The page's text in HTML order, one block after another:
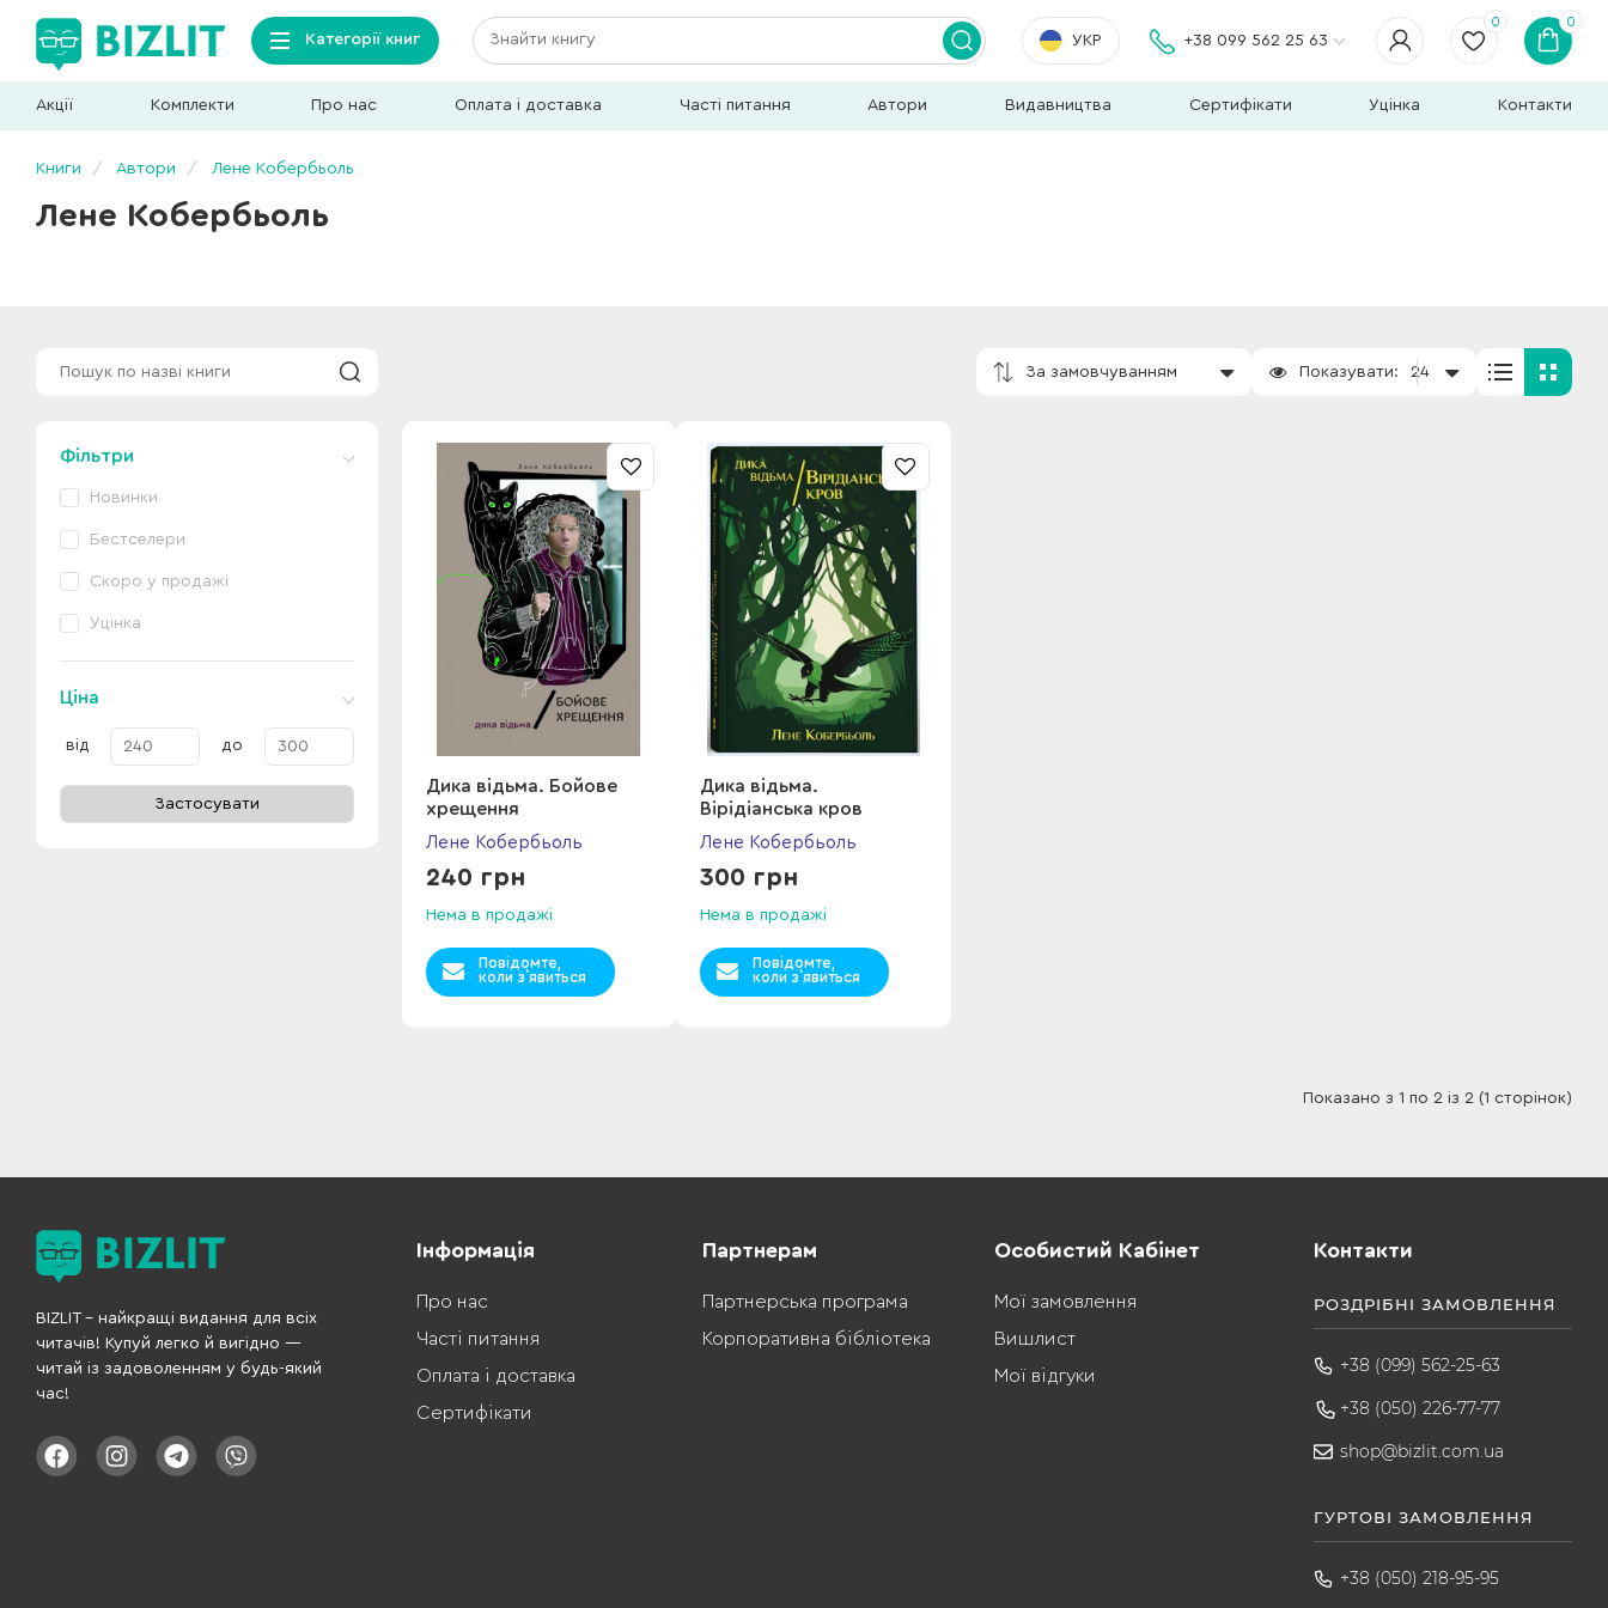
Категорії книг УКР +38 099 562 25 63
0 0
Акції Комплекти Про нас Оплата і доставка Часті питання Автори Видавництва Сертифікати Уцінка Контакти
Книги Автори Лене Кобербьоль
Лене Кобербьоль
За замовчуванням Показувати: 24
Фільтри
Новинки
Бестселери
Скоро у продажі
Уцінка
Ціна
від до
Застосувати
Дика відьма. Бойове
хрещення
Лене Кобербьоль
240 грн
Нема в продажі
Повідомте,
коли з`явиться
Дика відьма.
Вірідіанська кров
Лене Кобербьоль
300 грн
Нема в продажі
Повідомте,
коли з`явиться
Показано з 1 по 2 із 2 (1 сторінок)
BIZLIT – найкращі видання для всіх
читачів! Купуй легко й вигідно —
читай із задоволенням у будь-який
час!
Інформація
Про нас
Часті питання
Оплата і доставка
Сертифікати
Партнерам
Партнерська програма
Корпоративна бібліотека
Особистий Кабінет
Мої замовлення
Вишлист
Мої відгуки
Контакти
РОЗДРІБНІ ЗАМОВЛЕННЯ
+38 (099) 562-25-63
+38 (050) 226-77-77
shop@bizlit.com.ua
ГУРТОВІ ЗАМОВЛЕННЯ
+38 (050) 218-95-95